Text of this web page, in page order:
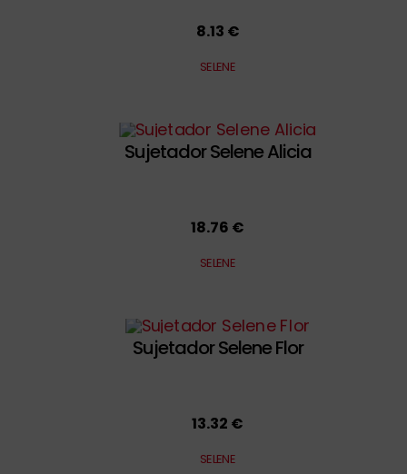
8.13 €
SELENE
Sujetador Selene Alicia
18.76 €
SELENE
Sujetador Selene Flor
13.32 €
SELENE